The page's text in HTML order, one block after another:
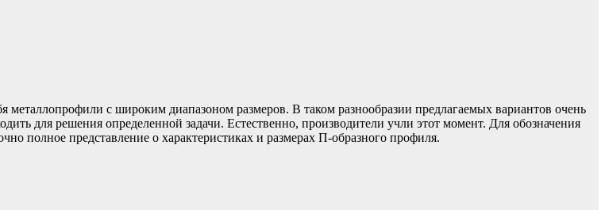
металлопрофили с широким диапазоном размеров. В таком разнообразии предлагаемых вариантов очень
для решения определенной задачи. Естественно, производители учли этот момент. Для обозначения
полное представление о характеристиках и размерах П-образного профиля.